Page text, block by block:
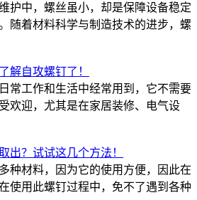
中，螺丝虽小，却是保障设备稳定
随着材料科学与制造技术的进步，螺
解自攻螺钉了！
工作和生活中经常用到，它不需要
欢迎，尤其是在家居装修、电气设
出？试试这几个方法！
材料，因为它的使用方便，因此在
使用此螺钉过程中，免不了遇到各种